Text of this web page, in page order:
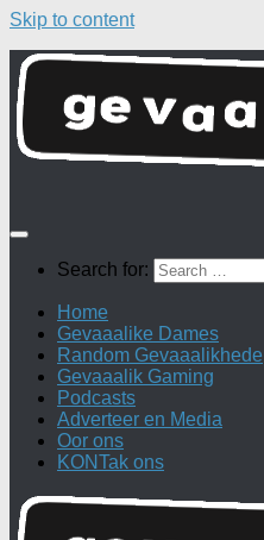
Skip to content
Search for:
Home
Gevaaalike Dames
Random Gevaaalikhede
Gevaaalik Gaming
Podcasts
Adverteer en Media
Oor ons
KONTak ons